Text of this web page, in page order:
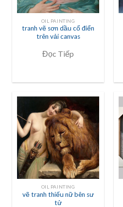
OIL PAINTING
tranh vẽ sơn dầu cổ điển
trên vải canvas
Đọc Tiếp
OIL PAINTING
vẽ tranh thiếu nữ bên sư
tử